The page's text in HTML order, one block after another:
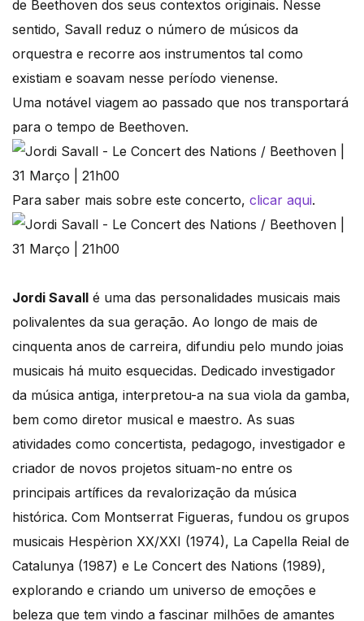
de Beethoven dos seus contextos originais. Nesse
sentido, Savall reduz o número de músicos da
orquestra e recorre aos instrumentos tal como
existiam e soavam nesse período vienense.
Uma notável viagem ao passado que nos transportará
para o tempo de Beethoven.
Para saber mais sobre este concerto, clicar aqui.
Jordi Savall é uma das personalidades musicais mais
polivalentes da sua geração. Ao longo de mais de
cinquenta anos de carreira, difundiu pelo mundo joias
musicais há muito esquecidas. Dedicado investigador
da música antiga, interpretou-a na sua viola da gamba,
bem como diretor musical e maestro. As suas
atividades como concertista, pedagogo, investigador e
criador de novos projetos situam-no entre os
principais artífices da revalorização da música
histórica. Com Montserrat Figueras, fundou os grupos
musicais Hespèrion XX/XXI (1974), La Capella Reial de
Catalunya (1987) e Le Concert des Nations (1989),
explorando e criando um universo de emoções e
beleza que tem vindo a fascinar milhões de amantes